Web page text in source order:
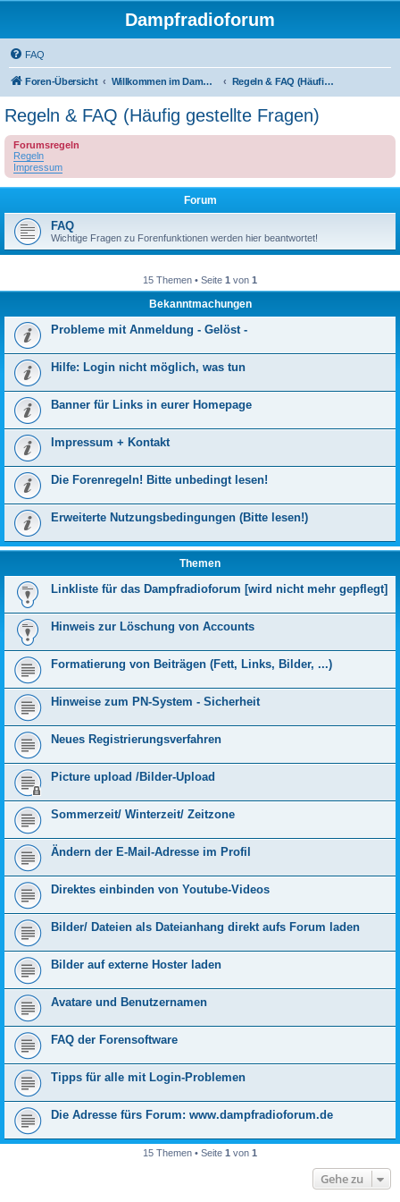
Dampfradioforum
FAQ
Foren-Übersicht Willkommen im Dampfradioforum! Regeln & FAQ (Häufig gestellte Fragen)
Regeln & FAQ (Häufig gestellte Fragen)
Forumsregeln
Regeln
Impressum
Forum
FAQ
Wichtige Fragen zu Forenfunktionen werden hier beantwortet!
15 Themen • Seite 1 von 1
Bekanntmachungen
Probleme mit Anmeldung - Gelöst -
Hilfe: Login nicht möglich, was tun
Banner für Links in eurer Homepage
Impressum + Kontakt
Die Forenregeln! Bitte unbedingt lesen!
Erweiterte Nutzungsbedingungen (Bitte lesen!)
Themen
Linkliste für das Dampfradioforum [wird nicht mehr gepflegt]
Hinweis zur Löschung von Accounts
Formatierung von Beiträgen (Fett, Links, Bilder, ...)
Hinweise zum PN-System - Sicherheit
Neues Registrierungsverfahren
Picture upload /Bilder-Upload
Sommerzeit/ Winterzeit/ Zeitzone
Ändern der E-Mail-Adresse im Profil
Direktes einbinden von Youtube-Videos
Bilder/ Dateien als Dateianhang direkt aufs Forum laden
Bilder auf externe Hoster laden
Avatare und Benutzernamen
FAQ der Forensoftware
Tipps für alle mit Login-Problemen
Die Adresse fürs Forum: www.dampfradioforum.de
15 Themen • Seite 1 von 1
Gehe zu